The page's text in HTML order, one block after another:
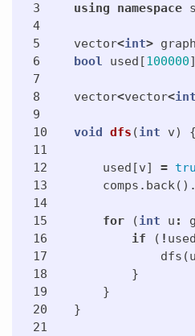
3
4
5
6
7
8
9
10
11
12
13
14
15
16
17
18
19
20
21
using namespace
vector<int> graph
bool
used [100000
vector<vector<int
void dfs (int v) {
used [v] =
comps . back().
for (int u :
if
( ! used
dfs (u
}
}
}